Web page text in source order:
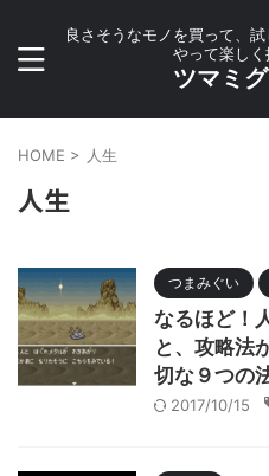
良さそうなモノを買って、
やって楽し
ツマミ
HOME > 人生
人生
つまみぐい
なるほど！
と、攻略法
切な９つの
2017/10/15